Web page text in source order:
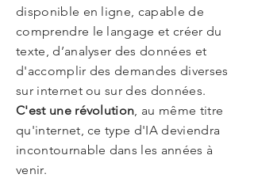
disponible en ligne, capable de
comprendre le langage et créer du
texte, d’analyser des données et
d'accomplir des demandes diverses
sur internet ou sur des données.
C'est une révolution, au même titre
qu'internet, ce type d'IA deviendra
incontournable dans les années à
venir.